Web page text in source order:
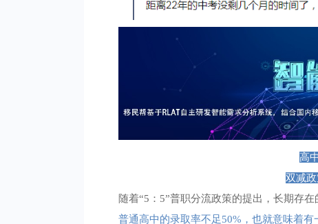
高
双减
随着“5：5”普职分流政策的提出，长期存
普通高中的录取率不足50%，也就意味着有